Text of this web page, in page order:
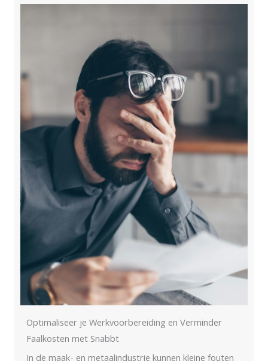
Optimaliseer je Werkvoorbereiding en Verminder
Faalkosten met Snabbt
In de maak- en metaalindustrie kunnen kleine fouten